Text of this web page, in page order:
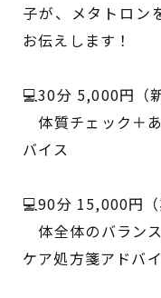
子が、メタトロン
お伝えします！
💻30分 5,000円（
体質チェック＋
バイス
💻90分 15,000円（
体全体のバラン
ケア処方箋アドバ